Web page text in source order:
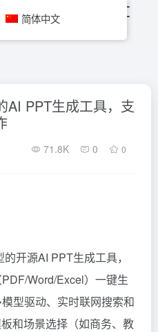
AI PPT生成工具，支
71.8K 0 0
开源AI PPT生成工具，
Word/Excel）一键生
型驱动、实时联网搜索和
和场景选择（如商务、教
简体中文